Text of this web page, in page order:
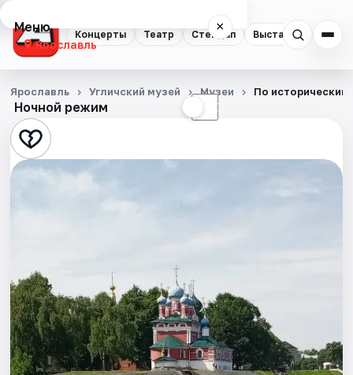
Концерты Театр Стендап Выставки
Меню ×
Ярославль
Концерты
Театр
Стендап
Экскурсии
События
Города
Ночной режим ☾
Ярославль Угличский музей Музеи По историческим